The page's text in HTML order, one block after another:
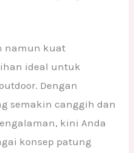
namun kuat
ideal untuk
Dengan
semakin canggih dan
kini Anda
konsep patung